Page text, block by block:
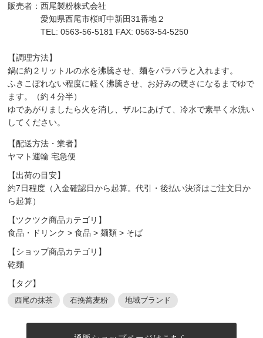
販売者：西尾製粉株式会社
愛知県西尾市桜町中新田31番地２
TEL: 0563-56-5181 FAX: 0563-54-5250
【調理方法】
鍋に約２リットルの水を沸騰させ、麺をパラパラと入れます。
ふきこぼれない程度に軽く沸騰させ、お好みの硬さになるまでゆで
ます。（約４分半）
ゆであがりましたら火を消し、ザルにあげて、冷水で素早く水洗い
してください。
【配送方法・業者】
ヤマト運輸 宅急便
【出荷の目安】
約7日程度（入金確認日から起算。代引・後払い決済はご注文日か
ら起算）
【ツクツク商品カテゴリ】
食品・ドリンク >食品 >麺類 > そば
【ショップ商品カテゴリ】
乾麺
【タグ】
西尾の抹茶 石挽蕎麦粉 地域ブランド